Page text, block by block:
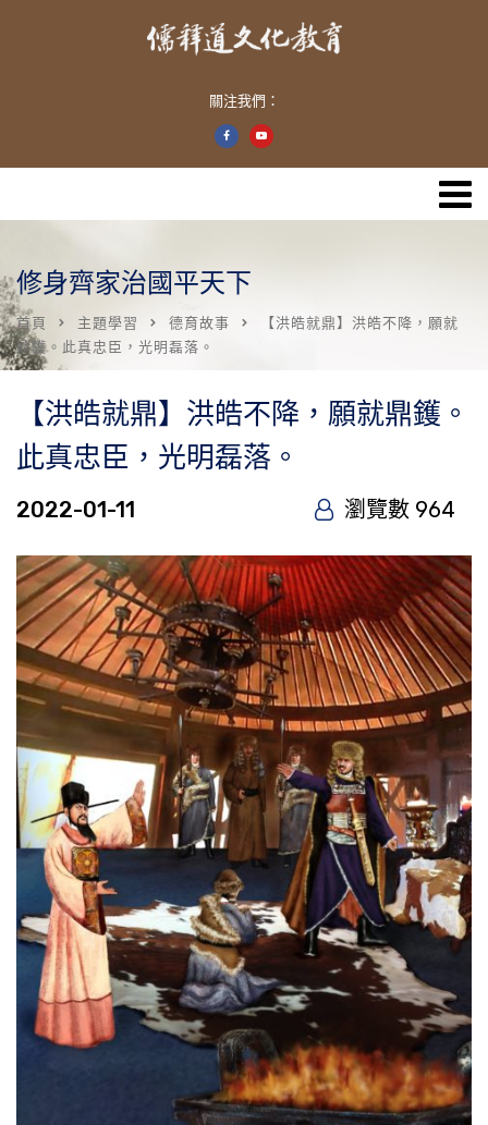
關注我們：
修身齊家治國平天下
首頁 主題學習 德育故事
【洪皓就鼎】洪皓不降，願就
鼎鑊。此真忠臣，光明磊落。
【洪皓就鼎】洪皓不降，願就鼎鑊。
此真忠臣，光明磊落。
2022-01-11 瀏覽數 964